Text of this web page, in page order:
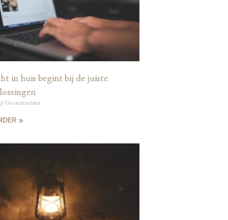
in huis begint bij de juiste
Geen reacties
»